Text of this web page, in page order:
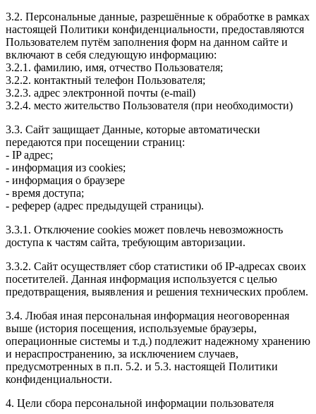
3.2. Персональные данные, разрешённые к обработке в рамках
настоящей Политики конфиденциальности, предоставляются
Пользователем путём заполнения форм на данном сайте и
включают в себя следующую информацию:
3.2.1. фамилию, имя, отчество Пользователя;
3.2.2. контактный телефон Пользователя;
3.2.3. адрес электронной почты (e-mail)
3.2.4. место жительство Пользователя (при необходимости)
3.3. Сайт защищает Данные, которые автоматически
передаются при посещении страниц:
- IP адрес;
- информация из cookies;
- информация о браузере
- время доступа;
- реферер (адрес предыдущей страницы).
3.3.1. Отключение cookies может повлечь невозможность
доступа к частям сайта, требующим авторизации.
3.3.2. Сайт осуществляет сбор статистики об IP-адресах своих
посетителей. Данная информация используется с целью
предотвращения, выявления и решения технических проблем.
3.4. Любая иная персональная информация неоговоренная
выше (история посещения, используемые браузеры,
операционные системы и т.д.) подлежит надежному хранению
и нераспространению, за исключением случаев,
предусмотренных в п.п. 5.2. и 5.3. настоящей Политики
конфиденциальности.
4. Цели сбора персональной информации пользователя